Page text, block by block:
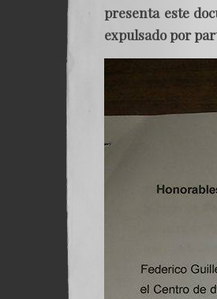
presenta este
expulsado por